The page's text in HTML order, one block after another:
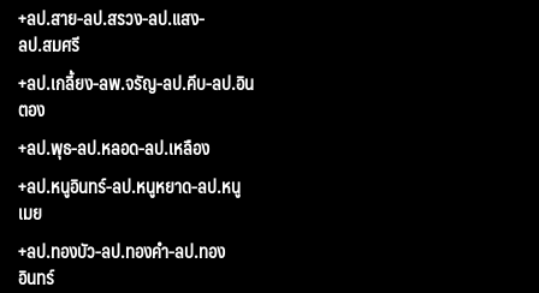
+ลป.สาย-ลป.สรวง-ลป.แสง-
ลป.สมศรี
+ลป.เกลี้ยง-ลพ.จรัญ-ลป.คีบ-ลป.อิน
ตอง
+ลป.พุธ-ลป.หลอด-ลป.เหลือง
+ลป.หนูอินทร์-ลป.หนูหยาด-ลป.หนู
เมย
+ลป.ทองบัว-ลป.ทองคำ-ลป.ทอง
อินทร์